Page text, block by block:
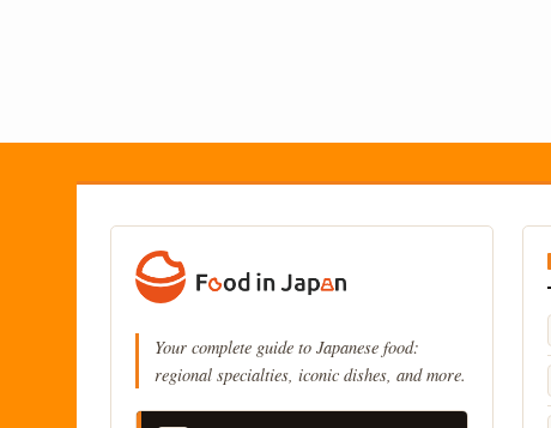
Your complete guide to Japanese food:
regional specialties, iconic dishes, and more.